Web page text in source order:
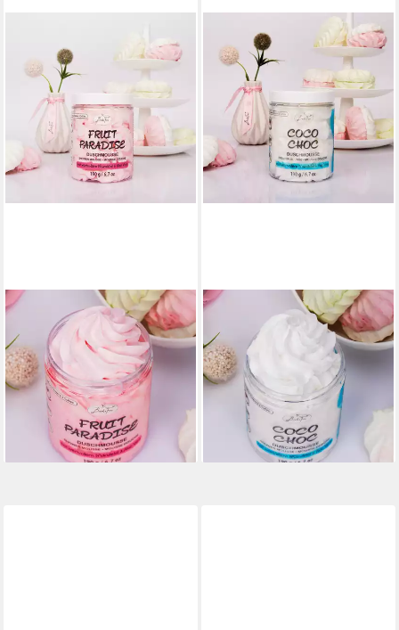
Duschmousse Fruit Paradies,
1-tlg., Duschmousse leichte
Körpermousse Pflegedusche
190 g
10,25 €
(53,95 €/ 1 kg)
lieferbar - in 6-7 Werktagen bei dir
Duschmousse Coco Choc, 1-
tlg., Duschmousse leichte
Körpermousse Pflegedusche
190 g
10,25 €
(53,95 €/ 1 kg)
lieferbar - in 6-7 Werktagen bei dir